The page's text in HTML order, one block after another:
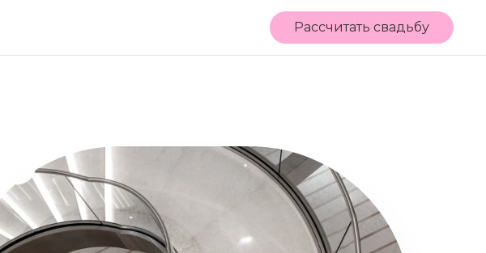
Рассчитать свадьбу